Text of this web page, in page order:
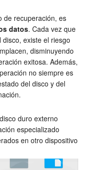
de recuperación, es
datos. Cada vez que
existe el riesgo
disminuyendo
exitosa. Además,
no siempre es
del disco y del
duro externo
especializado
en otro dispositivo